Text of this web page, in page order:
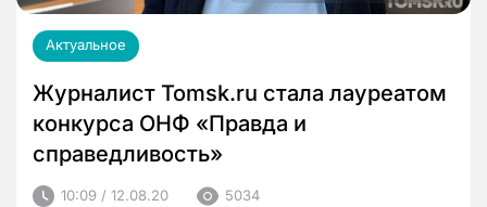
Актуальное
Журналист Tomsk.ru стала лауреатом
конкурса ОНФ «Правда и
справедливость»
10:09 / 12.08.20 5034